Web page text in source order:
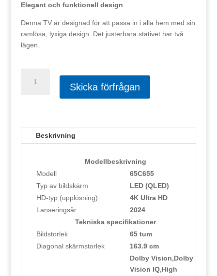
Elegant och funktionell design
Denna TV är designad för att passa in i alla hem med sin
ramlösa, lyxiga design. Det justerbara stativet har två
lägen.
Skicka förfrågan
Beskrivning
Modellbeskrivning
Modell
65C655
Typ av bildskärm
LED (QLED)
HD-typ (upplösning)
4K Ultra HD
Lanseringsår
2024
Tekniska specifikationer
Bildstorlek
65 tum
Diagonal skärmstorlek
163.9 cm
Dolby Vision,Dolby
Vision IQ,High